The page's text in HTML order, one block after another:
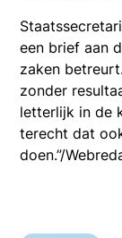
een brief aan
zaken
zonder
letterlijk in de
terecht dat
doen.”/